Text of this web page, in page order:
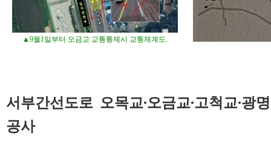
▲9월1일부터 오금교 교통통제시 교통체계도.
서부간선도로 오목교∙오금교∙고척교∙
공사